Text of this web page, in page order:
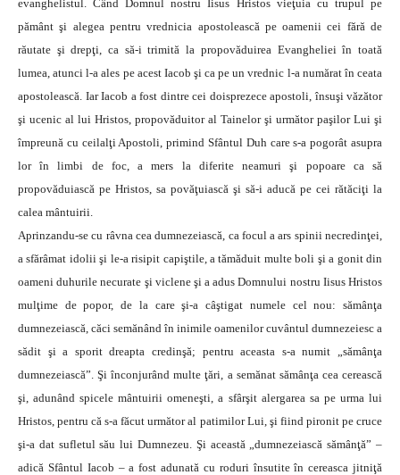
evanghelistul. Când Domnul nostru Iisus Hristos vieţuia cu trupul pe
pământ şi alegea pentru vrednicia apostolească pe oamenii cei fără de
răutate şi drepţi, ca să-i trimită la propovăduirea Evangheliei în toată
lumea, atunci l-a ales pe acest Iacob şi ca pe un vrednic l-a numărat în ceata
apostolească. Iar Iacob a fost dintre cei doisprezece apostoli, însuşi văzător
şi ucenic al lui Hristos, propovăduitor al Tainelor şi următor paşilor Lui şi
împreună cu ceilalţi Apostoli, primind Sfântul Duh care s-a pogorât asupra
lor în limbi de foc, a mers la diferite neamuri şi popoare ca să
propovăduiască pe Hristos, sa povăţuiască şi să-i aducă pe cei rătăciţi la
calea mântuirii.
Aprinzandu-se cu râvna cea dumnezeiască, ca focul a ars spinii necredinţei,
a sfărâmat idolii şi le-a risipit capiştile, a tămăduit multe boli şi a gonit din
oameni duhurile necurate şi viclene şi a adus Domnului nostru Iisus Hristos
mulţime de popor, de la care şi-a câştigat numele cel nou: sămânţa
dumnezeiască, căci semănând în inimile oamenilor cuvântul dumnezeiesc a
sădit şi a sporit dreapta credinşă; pentru aceasta s-a numit „sămânţa
dumnezeiască”. Şi înconjurând multe ţări, a semănat sămânţa cea cerească
şi, adunând spicele mântuirii omeneşti, a sfârşit alergarea sa pe urma lui
Hristos, pentru că s-a făcut următor al patimilor Lui, şi fiind pironit pe cruce
şi-a dat sufletul său lui Dumnezeu. Şi această „dumnezeiască sămânţă” –
adică Sfântul Iacob – a fost adunată cu roduri însutite în cereasca jitniţă